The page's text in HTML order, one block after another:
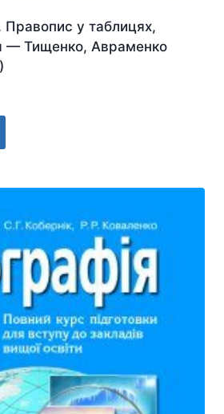
Правопис у таблицях,
— Тищенко, Авраменко